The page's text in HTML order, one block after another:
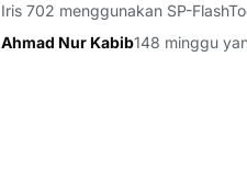
Iris 702 menggunakan SP-
eMMC, kare…
Ahmad Nur Kabib148 minggu